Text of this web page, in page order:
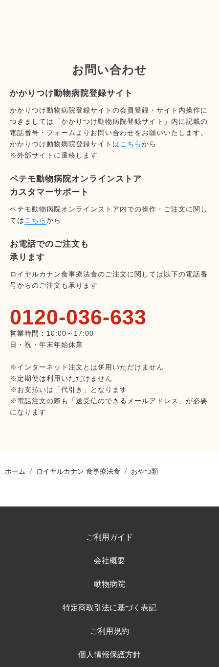
お問い合わせ
かかりつけ動物病院登録サイト
かかりつけ動物病院登録サイトの会員登録・サイト内操作に
つきましては「かかりつけ動物病院登録サイト」内に記載の
電話番号・フォームよりお問い合わせをお願いいたします。
かかりつけ動物病院登録サイトはこちらから
※外部サイトに遷移します
ペテモ動物病院オンラインストア
カスタマーサポート
ペテモ動物病院オンラインストア内での操作・ご注文に関し
てはこちらから
お電話でのご注文も
承ります
ロイヤルカナン食事療法食のご注文に関しては以下の電話番
号からのご注文も承ります
0120-036-633
営業時間：10:00～17:00
日・祝・年末年始休業
※インターネット注文とは併用いただけません
※定期便は利用いただけません
※お支払いは「代引き」となります
※電話注文の際も「送受信のできるメールアドレス」が必要
になります
ホーム ロイヤルカナン 食事療法食 おやつ類
ご利用ガイド
会社概要
動物病院
特定商取引法に基づく表記
ご利用規約
個人情報保護方針